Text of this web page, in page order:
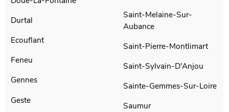
Durtal
Ecouflant
Feneu
Gennes
Geste
Saint-Melaine-Sur-
Aubance
Saint-Pierre-Montlimart
Saint-Sylvain-D'Anjou
Sainte-Gemmes-Sur-Loire
Saumur